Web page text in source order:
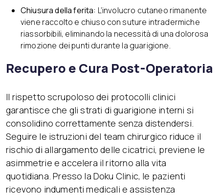
Chiusura della ferita: L’involucro cutaneo rimanente
viene raccolto e chiuso con suture intradermiche
riassorbibili, eliminando la necessità di una dolorosa
rimozione dei punti durante la guarigione.
Recupero e Cura Post-Operatoria
Il rispetto scrupoloso dei protocolli clinici
garantisce che gli strati di guarigione interni si
consolidino correttamente senza distendersi.
Seguire le istruzioni del team chirurgico riduce il
rischio di allargamento delle cicatrici, previene le
asimmetrie e accelera il ritorno alla vita
quotidiana. Presso la Doku Clinic, le pazienti
ricevono indumenti medicali e assistenza